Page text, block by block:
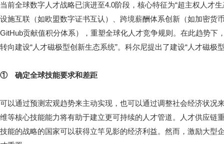
当前全球数字人才战略已演进至4.0阶段，核心特征为“超主权人
设施互联（如欧盟数字证书互认）、跨境薪酬体系创新（如加密货
GitHub贡献值积分体系），重塑全球化人才竞争规则。在此趋势下
转向建设“人才磁极型创新生态系统”。科尔尼提出了建设“人才磁极
① 确定全球技能要求和差距
可以通过预测宏观趋势来主动实现，也可以通过调整社会经济状况
维等核心技能能力将有助于建立更可持续的人才管道。人才供应链
技能的战略的国家可以获得立竿见影的经济利益。然而，激励大型